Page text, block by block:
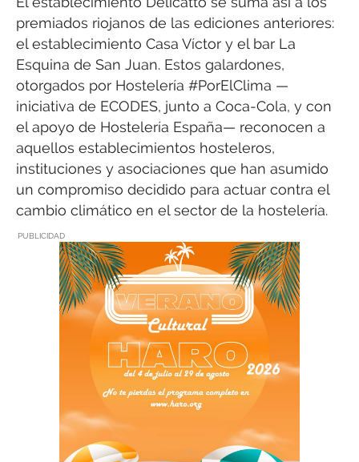
premiados riojanos de las ediciones anteriores:
el establecimiento Casa Víctor y el bar La
Esquina de San Juan. Estos galardones,
otorgados por Hostelería #PorElClima —
iniciativa de ECODES, junto a Coca-Cola, y con
el apoyo de Hostelería España— reconocen a
aquellos establecimientos hosteleros,
instituciones y asociaciones que han asumido
un compromiso decidido para actuar contra el
cambio climático en el sector de la hostelería.
PUBLICIDAD